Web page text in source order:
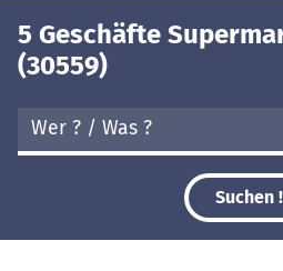
5 Geschäfte
(30559)
Suchen !